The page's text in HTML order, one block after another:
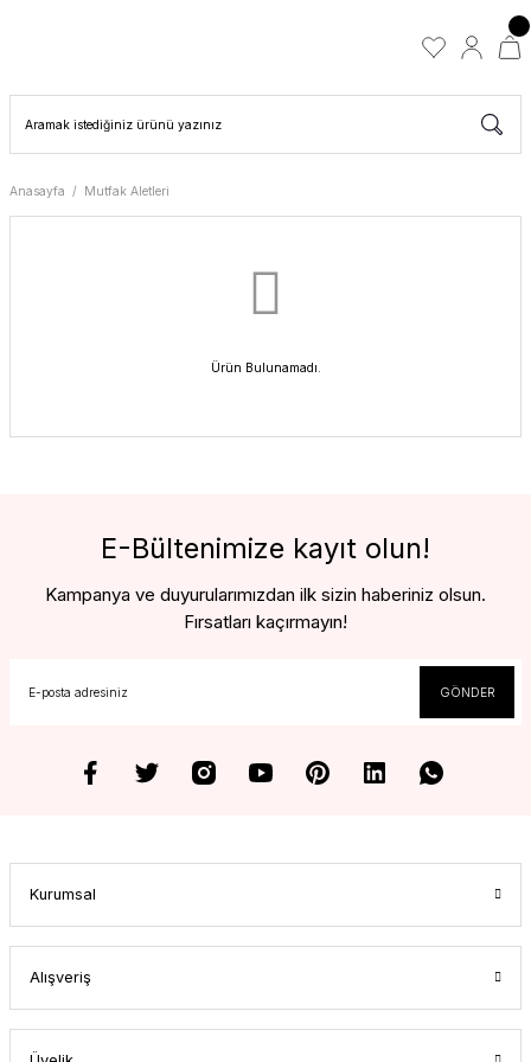
Anasayfa Mutfak Aletleri
Ürün Bulunamadı.
E-Bültenimize kayıt olun!
Kampanya ve duyurularımızdan ilk sizin haberiniz olsun.
Fırsatları kaçırmayın!
GÖNDER
Kurumsal
Alışveriş